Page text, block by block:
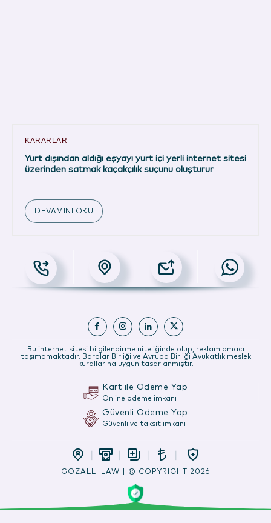
KARARLAR
Yurt dışından aldığı eşyayı yurt içi yerli internet sitesi
üzerinden satmak kaçakçılık suçunu oluşturur
DEVAMINI OKU
Bu internet sitesi bilgilendirme niteliğinde olup, reklam amacı
taşımamaktadır. Barolar Birliği ve Avrupa Birliği Avukatlık meslek
kurallarına uygun tasarlanmıştır.
Kart ile Ödeme Yap
Online ödeme imkanı
Güvenli Ödeme Yap
Güvenli ve taksit imkanı
GOZALLI LAW | © COPYRIGHT 2026